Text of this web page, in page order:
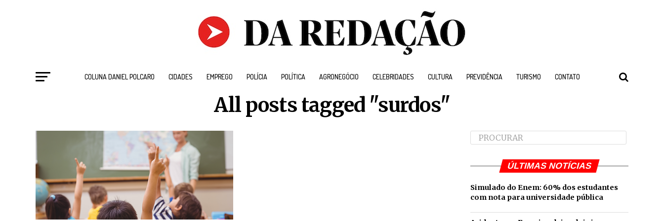
COLUNA DANIEL POLCARO CIDADES EMPREGO POLÍCIA POLÍTICA AGRONEGÓCIO CELEBRIDADES CULTURA PREVIDÊNCIA TURISMO CONTATO
All posts tagged "surdos"
ÚLTIMAS NOTÍCIAS
Simulado do Enem: 60% dos estudantes
com nota para universidade pública